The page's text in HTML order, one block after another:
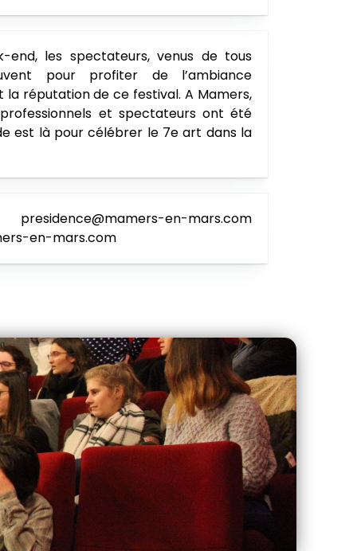
end, les spectateurs, venus de tous
pour profiter de l’ambiance
la réputation de ce festival. A Mamers,
et spectateurs ont été
est là pour célébrer le 7e art dans la
en-mars.com
en-mars.com